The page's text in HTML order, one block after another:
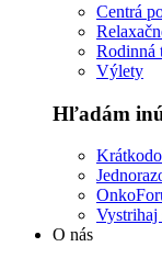
Centrá
Rodinná
Výlety
Hľadám
Vystrihaj
O nás